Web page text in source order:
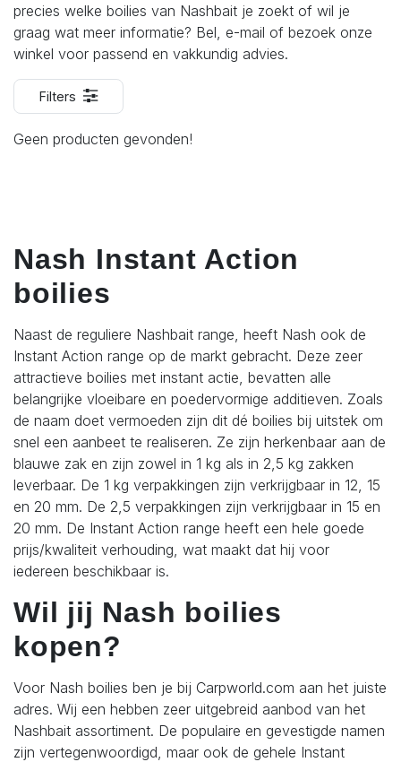
precies welke boilies van Nashbait je zoekt of wil je
graag wat meer informatie? Bel, e-mail of bezoek onze
winkel voor passend en vakkundig advies.
Filters
Geen producten gevonden!
Nash Instant Action
boilies
Naast de reguliere Nashbait range, heeft Nash ook de
Instant Action range op de markt gebracht. Deze zeer
attractieve boilies met instant actie, bevatten alle
belangrijke vloeibare en poedervormige additieven. Zoals
de naam doet vermoeden zijn dit dé boilies bij uitstek om
snel een aanbeet te realiseren. Ze zijn herkenbaar aan de
blauwe zak en zijn zowel in 1 kg als in 2,5 kg zakken
leverbaar. De 1 kg verpakkingen zijn verkrijgbaar in 12, 15
en 20 mm. De 2,5 verpakkingen zijn verkrijgbaar in 15 en
20 mm. De Instant Action range heeft een hele goede
prijs/kwaliteit verhouding, wat maakt dat hij voor
iedereen beschikbaar is.
Wil jij Nash boilies
kopen?
Voor Nash boilies ben je bij Carpworld.com aan het juiste
adres. Wij een hebben zeer uitgebreid aanbod van het
Nashbait assortiment. De populaire en gevestigde namen
zijn vertegenwoordigd, maar ook de gehele Instant